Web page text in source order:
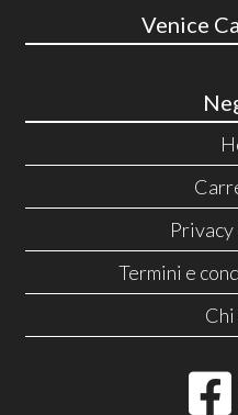
Venice
Termini e
Chi